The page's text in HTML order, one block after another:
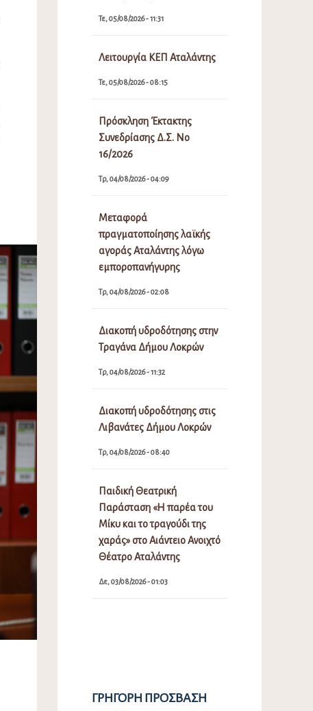
Τε, 05/08/2026 - 11:31
Λειτουργία ΚΕΠ Αταλάντης
Τε, 05/08/2026 - 08:15
Πρόσκληση Έκτακτης
Συνεδρίασης Δ.Σ. Νο
16/2026
Τρ, 04/08/2026 - 04:09
Μεταφορά
πραγματοποίησης λαϊκής
αγοράς Αταλάντης λόγω
εμποροπανήγυρης
Τρ, 04/08/2026 - 02:08
Διακοπή υδροδότησης στην
Τραγάνα Δήμου Λοκρών
Τρ, 04/08/2026 - 11:32
Διακοπή υδροδότησης στις
Λιβανάτες Δήμου Λοκρών
Τρ, 04/08/2026 - 08:40
Παιδική Θεατρική
Παράσταση «Η παρέα του
Μίκυ και το τραγούδι της
χαράς» στο Αιάντειο Ανοιχτό
Θέατρο Αταλάντης
Δε, 03/08/2026 - 01:03
ΓΡΉΓΟΡΗ ΠΡΌΣΒΑΣΗ